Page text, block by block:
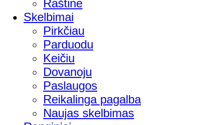
Raštinė
Skelbimai
Pirkčiau
Parduodu
Keičiu
Dovanoju
Paslaugos
Reikalinga pagalba
Naujas skelbimas